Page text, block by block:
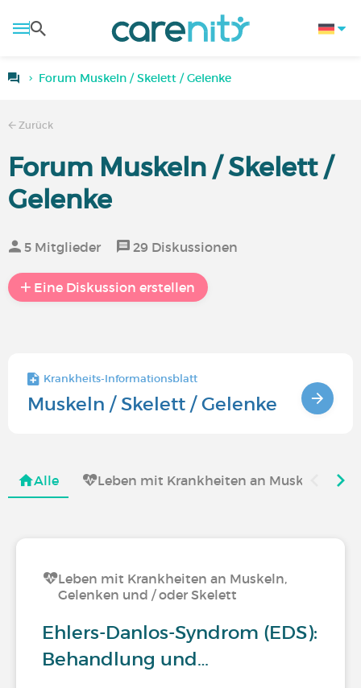
Forum Muskeln / Skelett / Gelenke
Zurück
Forum Muskeln / Skelett /
Gelenke
5 Mitglieder 29 Diskussionen
Eine Diskussion erstellen
Krankheits-Informationsblatt
Muskeln / Skelett / Gelenke
Alle Leben mit Krankheiten an Muskeln,
Leben mit Krankheiten an Muskeln,
Gelenken und / oder Skelett
Ehlers-Danlos-Syndrom (EDS):
Behandlung und…